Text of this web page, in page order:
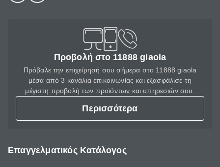
Προβολή στο 11888 giaola
Πρόβαλε την επιχείρησή σου σήμερα στο 11888 giaola
μέσα από 3 κανάλια επικοινωνίας και εξασφάλισε τη
μέγιστη προβολή των προϊόντων και υπηρεσιών σου.
Περισσότερα
Επαγγελματικός Κατάλογος